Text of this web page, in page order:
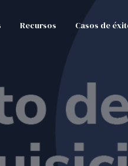
Recursos Casos de